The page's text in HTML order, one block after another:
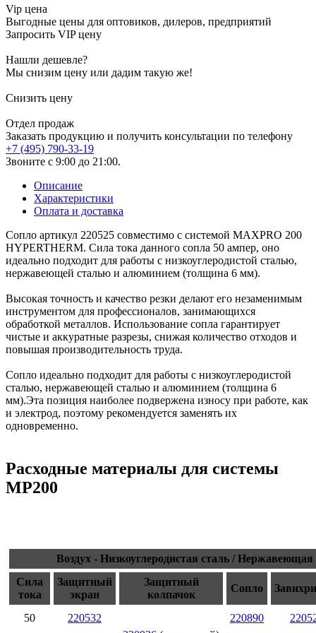
Vip цена
Выгодные цены для оптовиков, дилеров, предприятий
Запросить VIP цену
Нашли дешевле?
Мы снизим цену или дадим такую же!
Снизить цену
Отдел продаж
Заказать продукцию и получить консультации по телефону
+7 (495) 790-33-19
Звоните с 9:00 до 21:00.
Описание
Характеристики
Оплата и доставка
Сопло артикул 220525 совместимо с системой MAXPRO 200
HYPERTHERM. Сила тока данного сопла 50 ампер, оно
идеально подходит для работы с низкоуглеродистой сталью,
нержавеющей сталью и алюминием (толщина 6 мм).
Высокая точность и качество резки делают его незаменимым
инструментом для профессионалов, занимающихся
обработкой металлов. Использование сопла гарантирует
чистые и аккуратные разрезы, снижая количество отходов и
повышая производительность труда.
Сопло идеально подходит для работы с низкоуглеродистой
сталью, нержавеющей сталью и алюминием (толщина 6
мм).Эта позиция наиболее подвержена износу при работе, как
и электрод, поэтому рекомендуется заменять их
одновременно.
Расходные материалы для системы
MP200
Воздух - Низкоуглеродистая сталь /
Сила
тока
Защитный
экран
Защитный
колпачок
Сопло
50
220532
220890